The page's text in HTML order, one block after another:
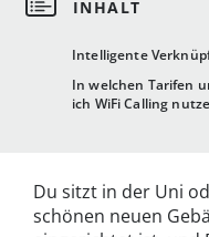
Intelligente
In welchen Tarifen
ich WiFi Calling
Du sitzt in der Uni
schönen neuen